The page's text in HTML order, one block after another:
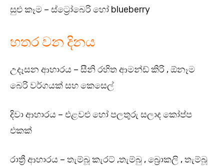
සුළු කෑම – ස්ට්‍රෝබෙරි හෝ blueberry
හතර වන දිනය
උදෑසන ආහාරය – සීනි රහිත ආමන්ඩ් කිරි , ඕනෑම
බෙරි වර්ගයක් සහ කෙසෙල්
දිවා ආහාරය – එළවළු හෝ පලතුරු සලාද කෝප්ප
එකක්
රාත්‍රී ආහාරය – තැම්බූ කැරට් ,තැම්බු , බ්‍රොකලි , තැම්බූ